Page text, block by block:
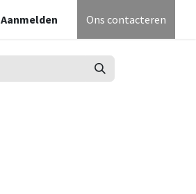
Helpdesk Afspraak Algemene
Aanmelden Ons contacteren